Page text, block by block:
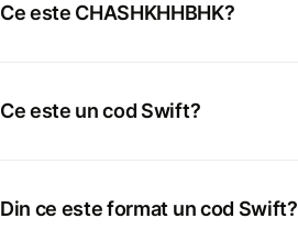
Ce este CHASHKHHBHK?
Ce este un cod Swift?
Din ce este format un cod Swift?